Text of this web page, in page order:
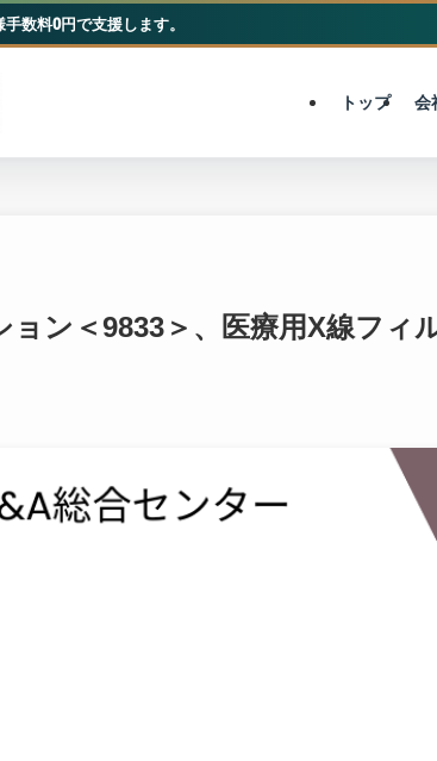
数料0円で支援します。
トップ 会
ョン＜9833＞、医療用X線フ